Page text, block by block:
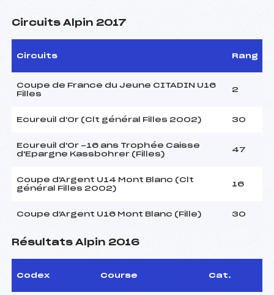
Circuits Alpin 2017
Circuits Rang
Coupe de France du Jeune CITADIN U16
Filles
2
Ecureuil d'Or (Clt général Filles 2002) 30
Ecureuil d'Or -16 ans Trophée Caisse
d'Epargne Kassbohrer (Filles)
47
Coupe d'Argent U14 Mont Blanc (Clt
général Filles 2002)
16
Coupe d'Argent U16 Mont Blanc (Fille) 30
Résultats Alpin 2016
Codex Course Cat.